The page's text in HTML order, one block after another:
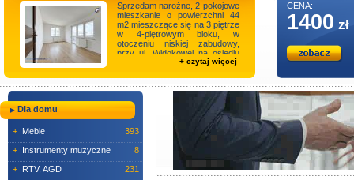
Sprzedam narożne, 2-pokojowe
mieszkanie o powierzchni 44
m2 mieszczące się na 3 piętrze
w 4-piętrowym bloku, w
otoczeniu niskiej zabudowy,
przy ul. Widokowej na osiedlu
+ czytaj więcej
CENA:
1400 zł
Dla domu
+ Meble
393
+ Instrumenty muzyczne
8
+ RTV, AGD
231